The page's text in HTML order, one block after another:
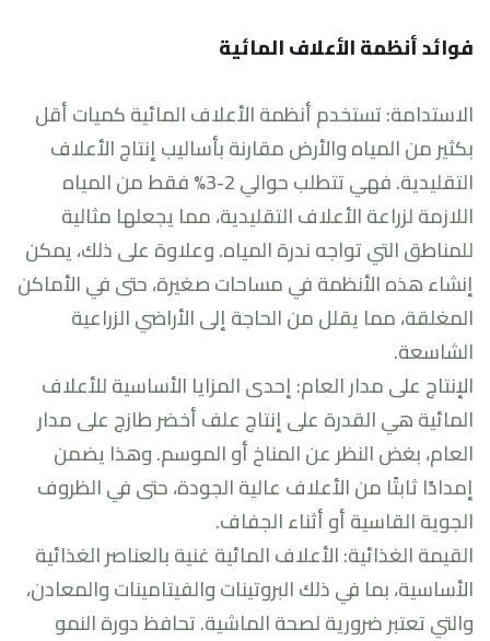
فوائد أنظمة الأعلاف المائية
الاستدامة: تستخدم أنظمة الأعلاف المائية كميات أقل
بكثير من المياه والأرض مقارنة بأساليب إنتاج الأعلاف
التقليدية. فهي تتطلب حوالي 2-3% فقط من المياه
اللازمة لزراعة الأعلاف التقليدية، مما يجعلها مثالية
للمناطق التي تواجه ندرة المياه. وعلاوة على ذلك، يمكن
إنشاء هذه الأنظمة في مساحات صغيرة، حتى في الأماكن
المغلقة، مما يقلل من الحاجة إلى الأراضي الزراعية
الشاسعة.
الإنتاج على مدار العام: إحدى المزايا الأساسية للأعلاف
المائية هي القدرة على إنتاج علف أخضر طازج على مدار
العام، بغض النظر عن المناخ أو الموسم. وهذا يضمن
إمدادًا ثابتًا من الأعلاف عالية الجودة، حتى في الظروف
الجوية القاسية أو أثناء الجفاف.
القيمة الغذائية: الأعلاف المائية غنية بالعناصر الغذائية
الأساسية، بما في ذلك البروتينات والفيتامينات والمعادن،
والتي تعتبر ضرورية لصحة الماشية. تحافظ دورة النمو